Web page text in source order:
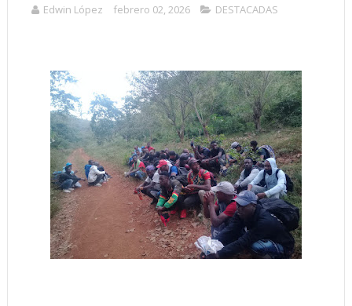
Edwin López febrero 02, 2026 DESTACADAS